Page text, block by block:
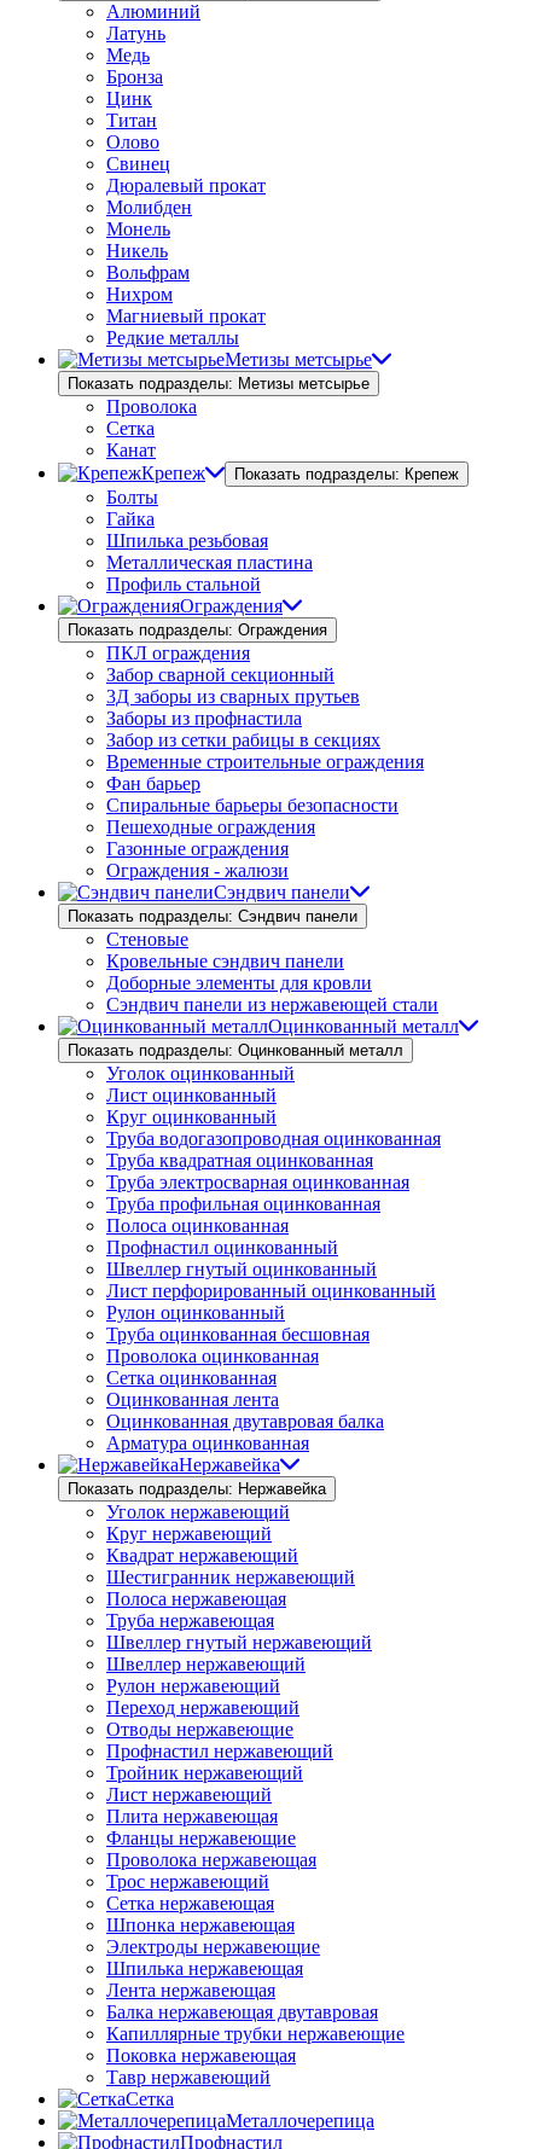
Алюминий
Латунь
Медь
Бронза
Цинк
Титан
Олово
Свинец
Дюралевый прокат
Молибден
Монель
Никель
Вольфрам
Нихром
Магниевый прокат
Редкие металлы
Метизы метсырье
Показать подразделы: Метизы метсырье
Проволока
Сетка
Канат
Крепеж
Показать подразделы: Крепеж
Болты
Гайка
Шпилька резьбовая
Металлическая пластина
Профиль стальной
Ограждения
Показать подразделы: Ограждения
ПКЛ ограждения
Забор сварной секционный
3Д заборы из сварных прутьев
Заборы из профнастила
Забор из сетки рабицы в секциях
Временные строительные ограждения
Фан барьер
Спиральные барьеры безопасности
Пешеходные ограждения
Газонные ограждения
Ограждения - жалюзи
Сэндвич панели
Показать подразделы: Сэндвич панели
Стеновые
Кровельные сэндвич панели
Доборные элементы для кровли
Сэндвич панели из нержавеющей стали
Оцинкованный металл
Показать подразделы: Оцинкованный металл
Уголок оцинкованный
Лист оцинкованный
Круг оцинкованный
Труба водогазопроводная оцинкованная
Труба квадратная оцинкованная
Труба электросварная оцинкованная
Труба профильная оцинкованная
Полоса оцинкованная
Профнастил оцинкованный
Швеллер гнутый оцинкованный
Лист перфорированный оцинкованный
Рулон оцинкованный
Труба оцинкованная бесшовная
Проволока оцинкованная
Сетка оцинкованная
Оцинкованная лента
Оцинкованная двутавровая балка
Арматура оцинкованная
Нержавейка
Показать подразделы: Нержавейка
Уголок нержавеющий
Круг нержавеющий
Квадрат нержавеющий
Шестигранник нержавеющий
Полоса нержавеющая
Труба нержавеющая
Швеллер гнутый нержавеющий
Швеллер нержавеющий
Рулон нержавеющий
Переход нержавеющий
Отводы нержавеющие
Профнастил нержавеющий
Тройник нержавеющий
Лист нержавеющий
Плита нержавеющая
Фланцы нержавеющие
Проволока нержавеющая
Трос нержавеющий
Сетка нержавеющая
Шпонка нержавеющая
Электроды нержавеющие
Шпилька нержавеющая
Лента нержавеющая
Балка нержавеющая двутавровая
Капиллярные трубки нержавеющие
Поковка нержавеющая
Тавр нержавеющий
Сетка
Металлочерепица
Профнастил